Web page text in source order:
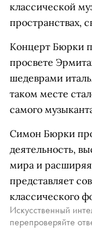
классической
пространствах,
Концерт Бюрки
просвете
шедеврами
таком месте
самого
Симон Бюрки
деятельность,
мира и расширяя
представляет
классического
Искусственный
перепроверяйте